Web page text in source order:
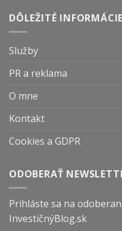
DÔLEŽITÉ INFORMÁCIE
Služby
PR a reklama
O mne
Kontakt
Cookies a GDPR
ODOBERAŤ
Prihláste sa na
InvestičnýBlog.sk